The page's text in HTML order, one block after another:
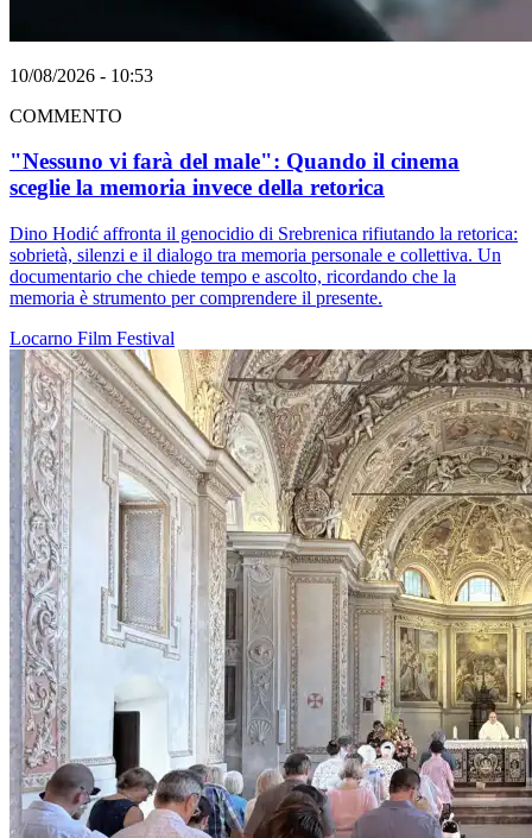
10/08/2026 - 10:53
COMMENTO
"Nessuno vi farà del male": Quando il cinema
sceglie la memoria invece della retorica
Dino Hodić affronta il genocidio di Srebrenica rifiutando la retorica:
sobrietà, silenzi e il dialogo tra memoria personale e collettiva. Un
documentario che chiede tempo e ascolto, ricordando che la
memoria è strumento per comprendere il presente.
Locarno Film Festival